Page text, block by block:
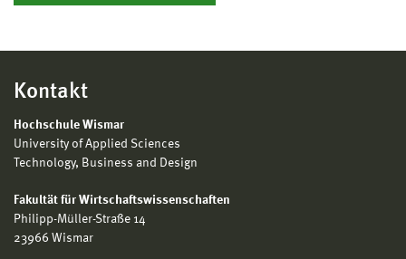
Kontakt
Hochschule Wismar
University of Applied Sciences
Technology, Business and Design
Fakultät für Wirtschaftswissenschaften
Philipp-Müller-Straße 14
23966 Wismar